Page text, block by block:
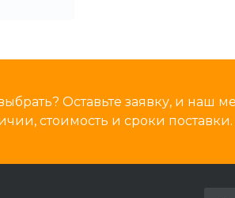
Оставьте заявку, и наш
стоимость и сроки поставки.